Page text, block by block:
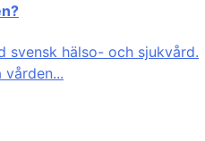
svensk hälso- och sjukvård.